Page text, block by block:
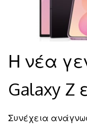
Η νέα
Galaxy Z
Συνέχεια